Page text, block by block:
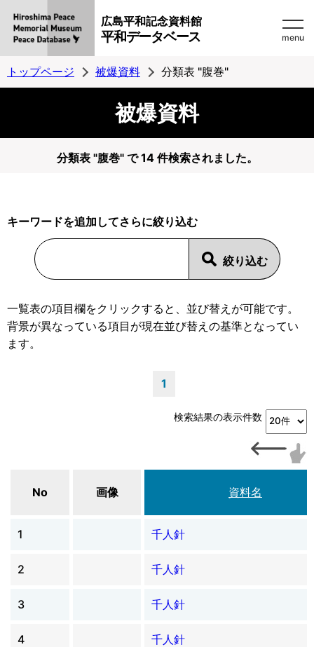
広島平和記念資料館
平和データベース menu
トップページ 被爆資料 分類表 "腹巻"
被爆資料
分類表 "腹巻" で 14 件検索されました。
キーワードを追加してさらに絞り込む
一覧表の項目欄をクリックすると、並び替えが可能です。
背景が異なっている項目が現在並び替えの基準となってい
ます。
1
検索結果の表示件数
No 画像 資料名
1 千人針
2 千人針
3 千人針
4 千人針